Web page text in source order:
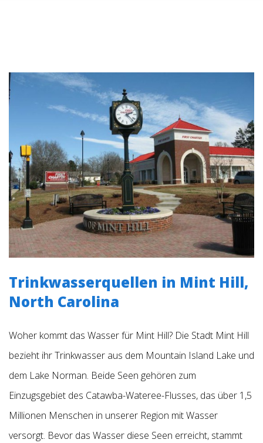
Trinkwasserquellen in Mint Hill,
North Carolina
Woher kommt das Wasser für Mint Hill? Die Stadt Mint Hill
bezieht ihr Trinkwasser aus dem Mountain Island Lake und
dem Lake Norman. Beide Seen gehören zum
Einzugsgebiet des Catawba-Wateree-Flusses, das über 1,5
Millionen Menschen in unserer Region mit Wasser
versorgt. Bevor das Wasser diese Seen erreicht, stammt